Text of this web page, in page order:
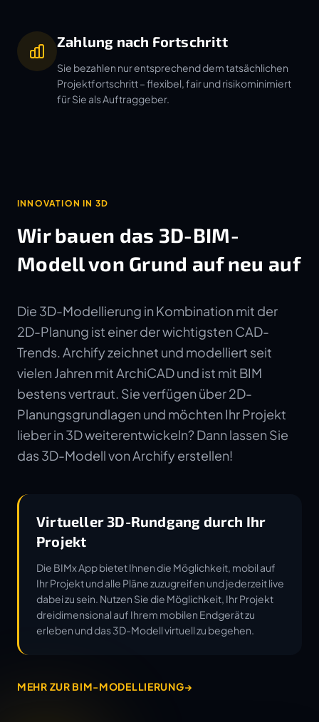
Zahlung nach Fortschritt
Sie bezahlen nur entsprechend dem tatsächlichen
Projektfortschritt – flexibel, fair und risikominimiert
für Sie als Auftraggeber.
INNOVATION IN 3D
Wir bauen das 3D-BIM-
Modell von Grund auf neu auf
Die 3D-Modellierung in Kombination mit der
2D-Planung ist einer der wichtigsten CAD-
Trends. Archify zeichnet und modelliert seit
vielen Jahren mit ArchiCAD und ist mit BIM
bestens vertraut. Sie verfügen über 2D-
Planungsgrundlagen und möchten Ihr Projekt
lieber in 3D weiterentwickeln? Dann lassen Sie
das 3D-Modell von Archify erstellen!
Virtueller 3D-Rundgang durch Ihr
Projekt
Die BIMx App bietet Ihnen die Möglichkeit, mobil auf
Ihr Projekt und alle Pläne zuzugreifen und jederzeit live
dabei zu sein. Nutzen Sie die Möglichkeit, Ihr Projekt
dreidimensional auf Ihrem mobilen Endgerät zu
erleben und das 3D-Modell virtuell zu begehen.
MEHR ZUR BIM-MODELLIERUNG→